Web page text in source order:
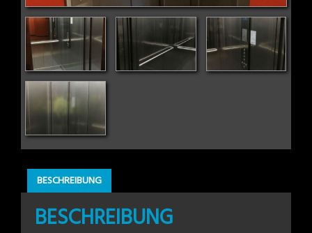
BESCHREIBUNG
BESCHREIBUNG